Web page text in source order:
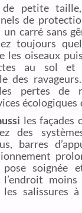
petite
de
carré sans
toujours
les oiseaux
au sol
des
pertes de
écologiques
les façades
des
barres
soignée
salissures